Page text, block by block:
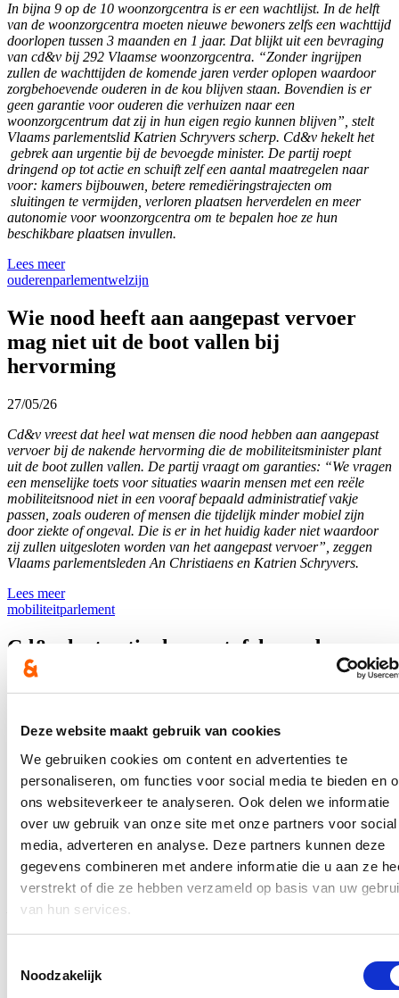
Deze website maakt gebruik van cookies
We gebruiken cookies om content en advertenties te
personaliseren, om functies voor social media te bieden en
ons websiteverkeer te analyseren. Ook delen we informatie
over uw gebruik van onze site met onze partners voor social
media, adverteren en analyse. Deze partners kunnen deze
gegevens combineren met andere informatie die u aan ze
verstrekt of die ze hebben verzameld op basis van uw
van hun services.
Noodzakelijk
In bijna 9 op de 10 woonzorgcentra is er een wachtlijst. In de helft
van de woonzorgcentra moeten nieuwe bewoners zelfs een wachttijd
doorlopen tussen 3 maanden en 1 jaar. Dat blijkt uit een bevraging
van cd&v bij 292 Vlaamse woonzorgcentra. “Zonder ingrijpen
zullen de wachttijden de komende jaren verder oplopen waardoor
zorgbehoevende ouderen in de kou blijven staan. Bovendien is er
geen garantie voor ouderen die verhuizen naar een
woonzorgcentrum dat zij in hun eigen regio kunnen blijven”, stelt
Vlaams parlementslid Katrien Schryvers scherp. Cd&v hekelt het
gebrek aan urgentie bij de bevoegde minister. De partij roept
dringend op tot actie en schuift zelf een aantal maatregelen naar
voor: kamers bijbouwen, betere remediëringstrajecten om
sluitingen te vermijden, verloren plaatsen herverdelen en meer
autonomie voor woonzorgcentra om te bepalen hoe ze hun
beschikbare plaatsen invullen.
Lees meer
ouderenparlementwelzijn
Wie nood heeft aan aangepast vervoer
mag niet uit de boot vallen bij
hervorming
27/05/26
Cd&v vreest dat heel wat mensen die nood hebben aan aangepast
vervoer bij de nakende hervorming die de mobiliteitsminister plant
uit de boot zullen vallen. De partij vraagt om garanties: “We vragen
een menselijke toets voor situaties waarin mensen met een reële
mobiliteitsnood niet in een vooraf bepaald administratief vakje
passen, zoals ouderen of mensen die tijdelijk minder mobiel zijn
door ziekte of ongeval. Die is er in het huidig kader niet waardoor
zij zullen uitgesloten worden van het aangepast vervoer”, zeggen
Vlaams parlementsleden An Christiaens en Katrien Schryvers.
Lees meer
mobiliteitparlement
Cd&v legt actieplan op tafel: zonder
ingrijpen dreigt kleinschalige
kinderopvang te verdwijnen
27/05/26
Steeds minder kinderen worden opgevangen bij een onthaalouder in
de buurt. Waar vroeger één op drie opvangplaatsen in de
gezinsopvang was, is dat vandaag nog maar één op vijf. En als er
niets verandert, zal dit aantal alleen maar verder dalen. Cd&v trekt
aan de alarmbel en legt een actieplan op tafel om kleinschalige
kinderopvang een toekomst te geven in Vlaanderen. “Ouders
moeten voor de opvang van hun kindje zelf de keuze kunnen maken:
voor een vertrouwde, kleinschalige opvang dicht bij huis of voor een
groter kinderdagverblijf. Die vrije keuze staat vandaag onder druk”,
zegt initiatiefneemster Katrien Schryvers.
Lees meer